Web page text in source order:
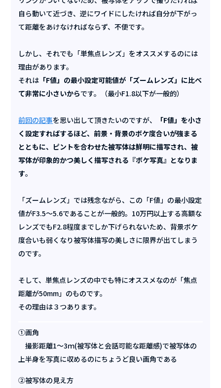
自ら動いて近づき、逆にワイドにしたければ自分が下がっ
て距離をあけなければならず、不便です。
しかし、それでも「単焦点レンズ」をオススメするのには
理由があります。
それは 「F値」の最小設定可能値が「ズームレンズ」に比べ
て非常に小さいからです。（最小F1.8以下が一般的）
前回の記事を思い出して頂きたいのですが、
「F値」を小さ
く設定すればするほど、前景・背景のボケ度合いが強まる
とともに、ピントを合わせた被写体は鮮明に描写され、被
写体が印象的かつ美しく描写される『ボケ写真』となりま
す。
「ズームレンズ」では残念ながら、この「F値」の最小設定
値がF3.5～5.6であることが一般的。10万円以上する高額な
レンズでもF2.8程度までしか下げられないため、背景ボケ
度合いも弱くなり被写体描写の美しさに限界が出てしまう
のです。
そして、単焦点レンズの中でも特にオススメなのが「焦点
距離が50mm」のものです。
その理由は３つあります。
①画角
撮影距離1～3ｍ(被写体と会話可能な距離感)で被写体の
上半身を写真に収めるのにちょうど良い画角である
②被写体の見え方